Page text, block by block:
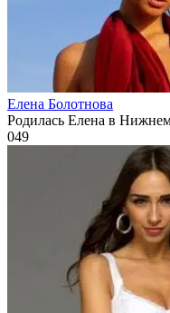
Елена Болотнова
Родилась Елена в
049